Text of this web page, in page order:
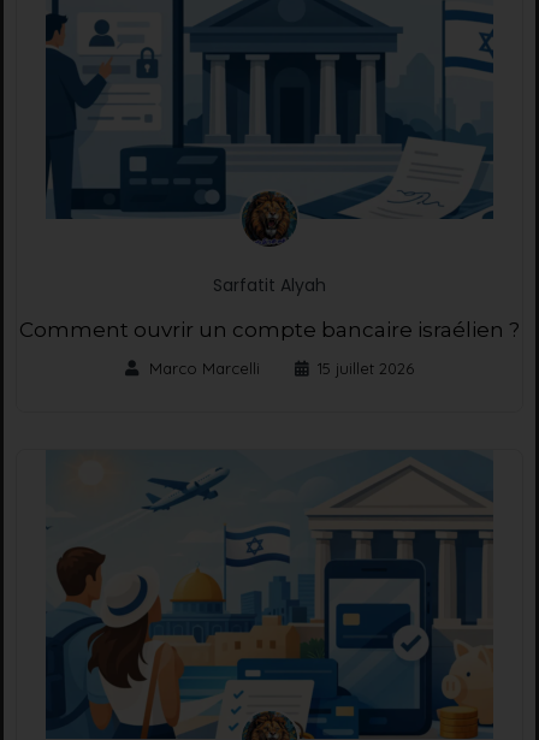
Sarfatit Alyah
Comment ouvrir un compte bancaire israélien ?
Marco Marcelli 15 juillet 2026